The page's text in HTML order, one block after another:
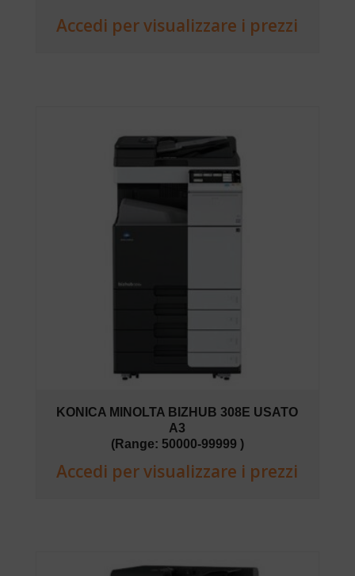
Accedi per visualizzare i prezzi
KONICA MINOLTA BIZHUB 308E USATO
A3
(Range: 50000-99999 )
Accedi per visualizzare i prezzi